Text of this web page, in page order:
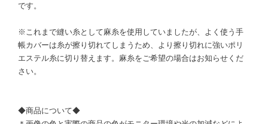
です。
※これまで縫い糸として麻糸を使用していましたが、よく使う手
帳カバーは糸が擦り切れてしまうため、より擦り切れに強いポリ
エステル糸に切り替えます。麻糸をご希望の場合はお知らせくだ
さい。
◆商品について◆